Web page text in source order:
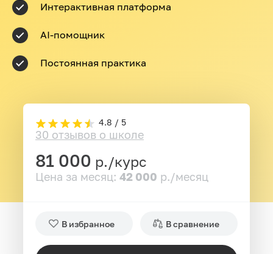
Интерактивная платформа
AI‑помощник
Постоянная практика
4.8 / 5
30 отзывов о школе
81 000 р./курс
Цена за месяц: 42 000 р./месяц
В избранное В сравнение